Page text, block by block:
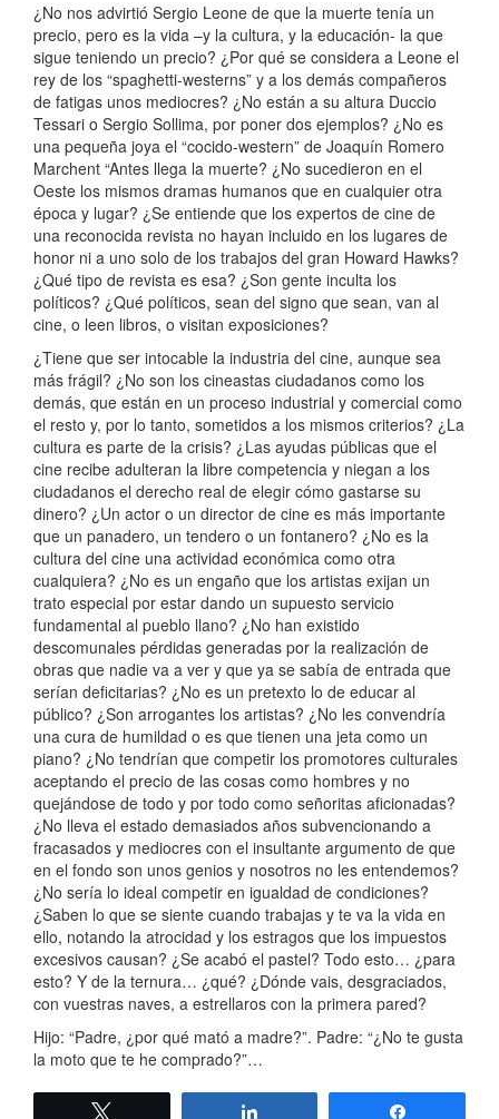
¿No nos advirtió Sergio Leone de que la muerte tenía un
precio, pero es la vida –y la cultura, y la educación- la que
sigue teniendo un precio? ¿Por qué se considera a Leone el
rey de los “spaghetti-westerns” y a los demás compañeros
de fatigas unos mediocres? ¿No están a su altura Duccio
Tessari o Sergio Sollima, por poner dos ejemplos? ¿No es
una pequeña joya el “cocido-western” de Joaquín Romero
Marchent “Antes llega la muerte? ¿No sucedieron en el
Oeste los mismos dramas humanos que en cualquier otra
época y lugar? ¿Se entiende que los expertos de cine de
una reconocida revista no hayan incluido en los lugares de
honor ni a uno solo de los trabajos del gran Howard Hawks?
¿Qué tipo de revista es esa? ¿Son gente inculta los
políticos? ¿Qué políticos, sean del signo que sean, van al
cine, o leen libros, o visitan exposiciones?
¿Tiene que ser intocable la industria del cine, aunque sea
más frágil? ¿No son los cineastas ciudadanos como los
demás, que están en un proceso industrial y comercial como
el resto y, por lo tanto, sometidos a los mismos criterios? ¿La
cultura es parte de la crisis? ¿Las ayudas públicas que el
cine recibe adulteran la libre competencia y niegan a los
ciudadanos el derecho real de elegir cómo gastarse su
dinero? ¿Un actor o un director de cine es más importante
que un panadero, un tendero o un fontanero? ¿No es la
cultura del cine una actividad económica como otra
cualquiera? ¿No es un engaño que los artistas exijan un
trato especial por estar dando un supuesto servicio
fundamental al pueblo llano? ¿No han existido
descomunales pérdidas generadas por la realización de
obras que nadie va a ver y que ya se sabía de entrada que
serían deficitarias? ¿No es un pretexto lo de educar al
público? ¿Son arrogantes los artistas? ¿No les convendría
una cura de humildad o es que tienen una jeta como un
piano? ¿No tendrían que competir los promotores culturales
aceptando el precio de las cosas como hombres y no
quejándose de todo y por todo como señoritas aficionadas?
¿No lleva el estado demasiados años subvencionando a
fracasados y mediocres con el insultante argumento de que
en el fondo son unos genios y nosotros no les entendemos?
¿No sería lo ideal competir en igualdad de condiciones?
¿Saben lo que se siente cuando trabajas y te va la vida en
ello, notando la atrocidad y los estragos que los impuestos
excesivos causan? ¿Se acabó el pastel? Todo esto… ¿para
esto? Y de la ternura… ¿qué? ¿Dónde vais, desgraciados,
con vuestras naves, a estrellaros con la primera pared?
Hijo: “Padre, ¿por qué mató a madre?”. Padre: “¿No te gusta
la moto que te he comprado?”…